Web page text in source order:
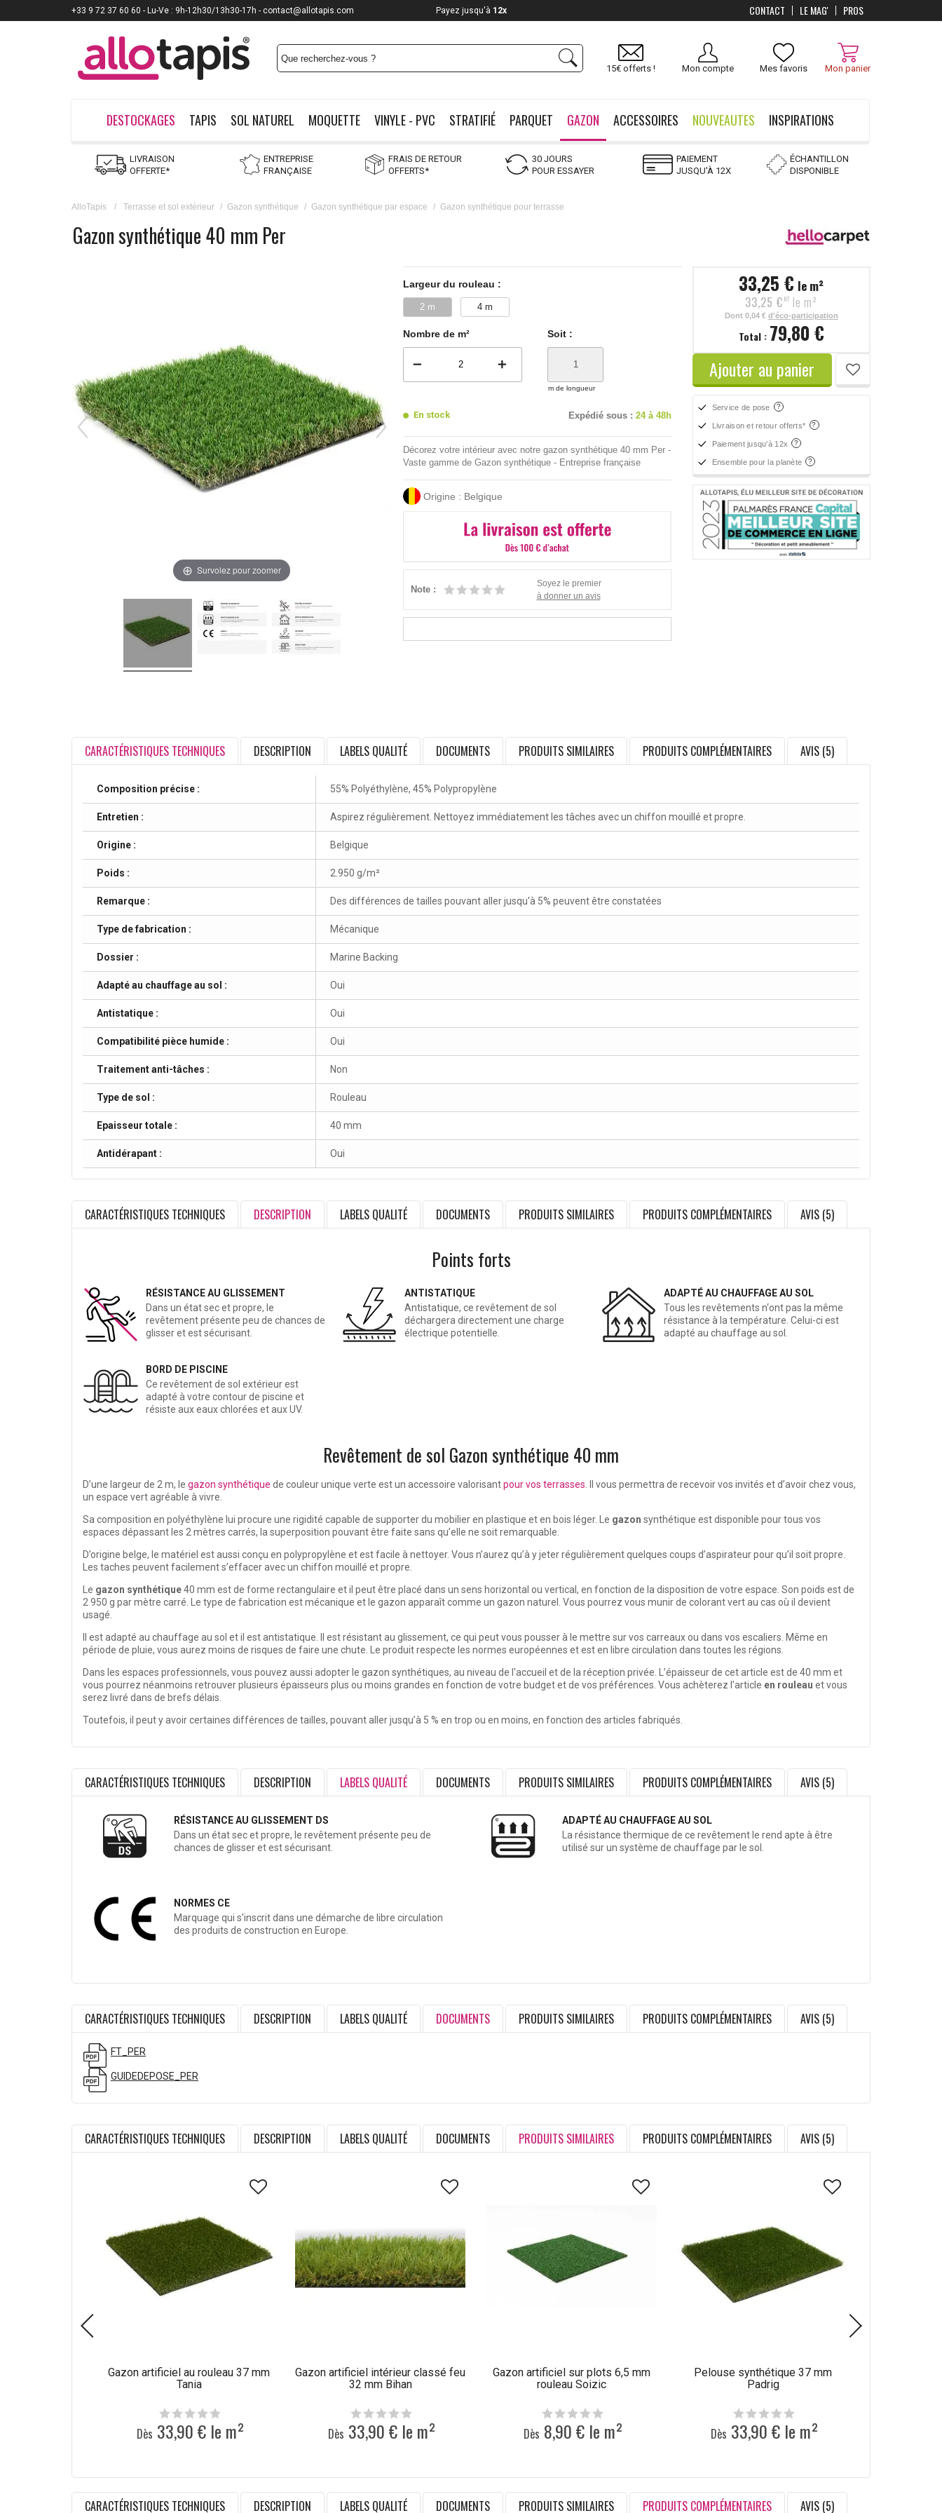
Mon panier
Mes favoris
Mon compte
15€ offerts !
DESTOCKAGES TAPIS SOL NATUREL MOQUETTE VINYLE - PVC STRATIFIÉ PARQUET GAZON ACCESSOIRES NOUVEAUTES INSPIRATIONS
LIVRAISON
OFFERTE*
ENTREPRISE
FRANÇAISE
FRAIS DE RETOUR
OFFERTS*
30 JOURS
POUR ESSAYER
PAIEMENT
JUSQU'À 12X
ÉCHANTILLON
DISPONIBLE
AlloTapis / Terrasse et sol extérieur / Gazon synthétique / Gazon synthétique par espace / Gazon synthétique pour terrasse
Gazon synthétique 40 mm Per
Survolez pour zoomer
Largeur du rouleau :
2 m 4 m
Nombre de m²
remove add
Soit :
m de longueur
En stock Expédié sous : 24 à 48h
Décorez votre intérieur avec notre gazon synthétique 40 mm Per -
Vaste gamme de Gazon synthétique - Entreprise française
Origine : Belgique
Note :
Soyez le premier
à donner un avis
33,25 € le m²
33,25 € HT le m²
Dont 0,04 € d'éco-participation
Total : 79,80 €
Ajouter au panier
Service de pose
Livraison et retour offerts*
Paiement jusqu'à 12x
Ensemble pour la planète
CARACTÉRISTIQUES TECHNIQUES DESCRIPTION LABELS QUALITÉ DOCUMENTS PRODUITS SIMILAIRES PRODUITS COMPLÉMENTAIRES AVIS (5)
Composition précise : 55% Polyéthylène, 45% Polypropylène
Entretien : Aspirez régulièrement. Nettoyez immédiatement les tâches avec un chiffon mouillé et propre.
Origine : Belgique
Poids : 2.950 g/m²
Remarque : Des différences de tailles pouvant aller jusqu'à 5% peuvent être constatées
Type de fabrication : Mécanique
Dossier : Marine Backing
Adapté au chauffage au sol : Oui
Antistatique : Oui
Compatibilité pièce humide : Oui
Traitement anti-tâches : Non
Type de sol : Rouleau
Epaisseur totale : 40 mm
Antidérapant : Oui
CARACTÉRISTIQUES TECHNIQUES DESCRIPTION LABELS QUALITÉ DOCUMENTS PRODUITS SIMILAIRES PRODUITS COMPLÉMENTAIRES AVIS (5)
Points forts
RÉSISTANCE AU GLISSEMENT
Dans un état sec et propre, le
revêtement présente peu de chances de
glisser et est sécurisant.
ANTISTATIQUE
Antistatique, ce revêtement de sol
déchargera directement une charge
électrique potentielle.
ADAPTÉ AU CHAUFFAGE AU SOL
Tous les revêtements n‘ont pas la même
résistance à la température. Celui-ci est
adapté au chauffage au sol.
BORD DE PISCINE
Ce revêtement de sol extérieur est
adapté à votre contour de piscine et
résiste aux eaux chlorées et aux UV.
Revêtement de sol Gazon synthétique 40 mm
D’une largeur de 2 m, le gazon synthétique de couleur unique verte est un accessoire valorisantpour vos terrasses . Il vous permettra de recevoir vos invités et d’avoir chez vous,
un espace vert agréable à vivre.
Sa composition en polyéthylène lui procure une rigidité capable de supporter du mobilier en plastique et en bois léger. Le gazon synthétique est disponible pour tous vos
espaces dépassant les 2 mètres carrés, la superposition pouvant être faite sans qu’elle ne soit remarquable.
D’origine belge, le matériel est aussi conçu en polypropylène et est facile à nettoyer. Vous n’aurez qu’à y jeter régulièrement quelques coups d’aspirateur pour qu’il soit propre.
Les taches peuvent facilement s’effacer avec un chiffon mouillé et propre.
Le gazon synthétique40 mm estde forme rectangulaire et il peut être placé dans un sens horizontal ou vertical, en fonction de la disposition de votre espace. Son poids est de
2 950 g par mètre carré. Le type de fabrication est mécanique et le gazon apparaît comme un gazon naturel. Vous pourrez vous munir de colorant vert au cas où il devient
usagé.
Il estadapté au chauffage au sol et il est antistatique. Il est résistant au glissement, ce qui peut vous pousser à le mettre sur vos carreaux ou dans vos escaliers. Même en
période de pluie, vous aurez moins de risques de faire une chute. Le produit respecte les normes européennes et est en libre circulation dans toutes les régions.
Dans les espaces professionnels, vous pouvez aussi adopter le gazon synthétiques, au niveau de l'accueil et de la réception privée. L’épaisseur de cet article est de 40 mm et
vous pourrez néanmoins retrouver plusieurs épaisseurs plus ou moins grandes en fonction de votre budget et de vos préférences. Vous achèterez l’article en rouleau et vous
serez livré dans de brefs délais.
Toutefois, il peut y avoir certaines différences de tailles, pouvant aller jusqu’à 5 % en trop ou en moins, en fonction des articles fabriqués.
CARACTÉRISTIQUES TECHNIQUES DESCRIPTION LABELS QUALITÉ DOCUMENTS PRODUITS SIMILAIRES PRODUITS COMPLÉMENTAIRES AVIS (5)
RÉSISTANCE AU GLISSEMENT DS
Dans un état sec et propre, le revêtement présente peu de
chances de glisser et est sécurisant.
ADAPTÉ AU CHAUFFAGE AU SOL
La résistance thermique de ce revêtement le rend apte à être
utilisé sur un système de chauffage par le sol.
NORMES CE
Marquage qui s'inscrit dans une démarche de libre circulation
des produits de construction en Europe.
CARACTÉRISTIQUES TECHNIQUES DESCRIPTION LABELS QUALITÉ DOCUMENTS PRODUITS SIMILAIRES PRODUITS COMPLÉMENTAIRES AVIS (5)
FT_PER
GUIDEDEPOSE_PER
CARACTÉRISTIQUES TECHNIQUES DESCRIPTION LABELS QUALITÉ DOCUMENTS PRODUITS SIMILAIRES PRODUITS COMPLÉMENTAIRES AVIS (5)
Gazon artificiel au rouleau 37 mm
Tania
Dès 33,90 € le m²
Gazon artificiel intérieur classé feu
32 mm Bihan
Dès 33,90 € le m²
Gazon artificiel sur plots 6,5 mm
rouleau Soizic
Dès 8,90 € le m²
Pelouse synthétique 37 mm
Padrig
Dès 33,90 € le m²
CARACTÉRISTIQUES TECHNIQUES DESCRIPTION LABELS QUALITÉ DOCUMENTS PRODUITS SIMILAIRES PRODUITS COMPLÉMENTAIRES AVIS (5)
PROS
LE MAG'
CONTACT
+33 9 72 37 60 60 - Lu-Ve : 9h-12h30/13h30-17h - contact@allotapis.com Payez jusqu'à 12x OFFERTSdès 100 €